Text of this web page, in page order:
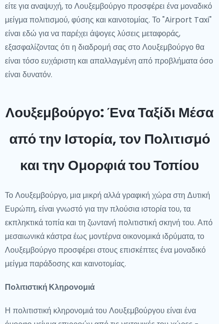
είτε για αναψυχή, το Λουξεμβούργο προσφέρει ένα μοναδικό
μείγμα πολιτισμού, φύσης και καινοτομίας. Το "Airport Taxi"
είναι εδώ για να παρέχει άψογες λύσεις μεταφοράς,
εξασφαλίζοντας ότι η διαδρομή σας στο Λουξεμβούργο θα
είναι τόσο ευχάριστη και απαλλαγμένη από προβλήματα όσο
είναι δυνατόν.
Λουξεμβούργο: Ένα Ταξίδι Μέσα
από την Ιστορία, τον Πολιτισμό
και την Ομορφιά του Τοπίου
Το Λουξεμβούργο, μια μικρή αλλά γραφική χώρα στη Δυτική
Ευρώπη, είναι γνωστό για την πλούσια ιστορία του, τα
εκπληκτικά τοπία και τη ζωντανή πολιτιστική σκηνή του. Από
μεσαιωνικά κάστρα έως μοντέρνα οικονομικά ιδρύματα, το
Λουξεμβούργο προσφέρει στους επισκέπτες ένα μοναδικό
μείγμα παράδοσης και καινοτομίας.
Πολιτιστική Κληρονομιά
Η πολιτιστική κληρονομιά του Λουξεμβούργου είναι ένα